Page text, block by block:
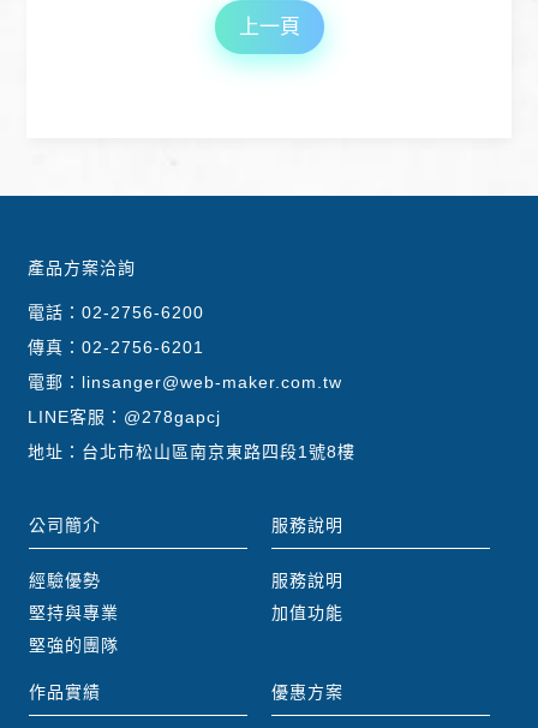
上一頁
產品方案洽詢
電話： 02-2756-6200
傳真：02-2756-6201
電郵： linsanger@web-maker.com.tw
LINE客服： @278gapcj
地址：台北市松山區南京東路四段1號8樓
公司簡介
經驗優勢
堅持與專業
堅強的團隊
服務說明
服務說明
加值功能
作品實績 優惠方案